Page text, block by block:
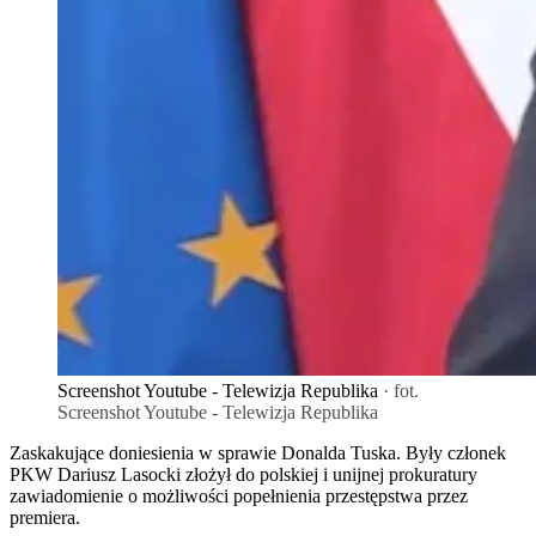
Screenshot Youtube - Telewizja Republika · fot.
Screenshot Youtube - Telewizja Republika
Zaskakujące doniesienia w sprawie Donalda Tuska. Były członek
PKW Dariusz Lasocki złożył do polskiej i unijnej prokuratury
zawiadomienie o możliwości popełnienia przestępstwa przez
premiera.